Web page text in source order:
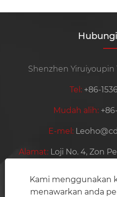
Shenzhen Yiruiyoupin
Tel: +86-
Mudah alih:
E-mel:
Alamat: Loji No. 4, Zon
Hezhou Yuye, Komuniti
Bandar Shenzhen,
Kami menggunakan
menawarkan anda